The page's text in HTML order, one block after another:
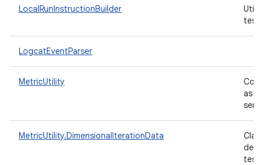
LocalRunInstructionBuilder
LogcatEventParser
MetricUtility
as
MetricUtility.DimensionalIterationData
de